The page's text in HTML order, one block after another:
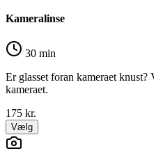
Kameralinse
30 min
Er glasset foran kameraet
kameraet.
175 kr.
Vælg